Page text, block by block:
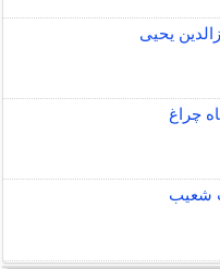
یحیی
چراغ
شعیب